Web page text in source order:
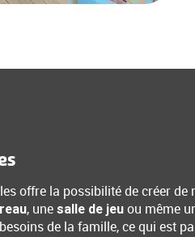
offre la possibilité de créer de
, une salle de jeu ou même
de la famille, ce qui est